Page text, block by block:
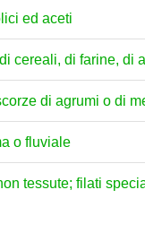
ed aceti
cereali, di farine, di
di agrumi o di
o fluviale
tessute; filati